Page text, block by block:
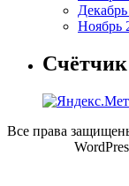
Ноябрь
Счётчик
Все права